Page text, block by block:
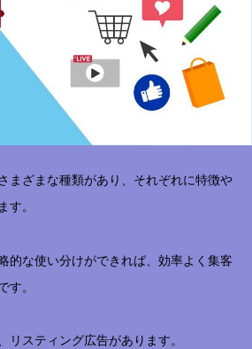
まざまな種類があり、それぞれに特徴や
す。
的な使い分けができれば、効率よく集客
す。
リスティング広告があります。